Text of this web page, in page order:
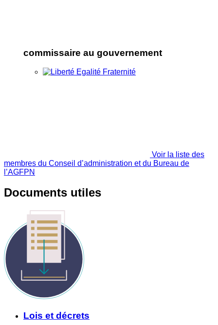
commissaire au gouvernement
Voir la liste des
membres du Conseil d’administration et du Bureau de
l’AGFPN
Documents utiles
Lois et décrets